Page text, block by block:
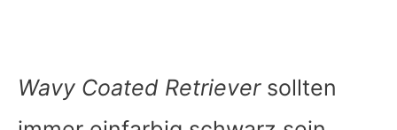
Wavy Coated Retrieversollten